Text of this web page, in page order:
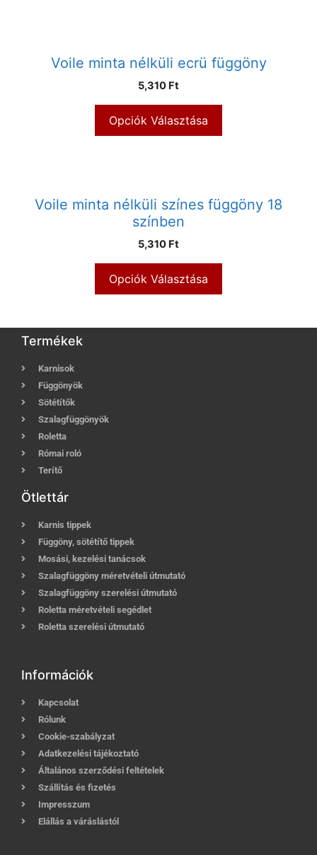
Voile minta nélküli ecrü függöny
5,310 Ft
Opciók Választása
Voile minta nélküli színes függöny 18
színben
5,310 Ft
Opciók Választása
Termékek
Karnisok
Függönyök
Sötétítők
Szalagfüggönyök
Roletta
Római roló
Terítő
Ötlettár
Karnis tippek
Függöny, sötétítő tippek
Mosási, kezelési tanácsok
Szalagfüggöny méretvételi útmutató
Szalagfüggöny szerelési útmutató
Roletta méretvételi segédlet
Roletta szerelési útmutató
Információk
Kapcsolat
Rólunk
Cookie-szabályzat
Adatkezelési tájékoztató
Általános szerződési feltételek
Szállítás és fizetés
Impresszum
Elállás a váráslástól